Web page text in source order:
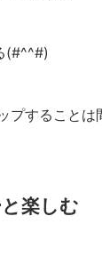
(#^^#)
プすることは
楽しむ